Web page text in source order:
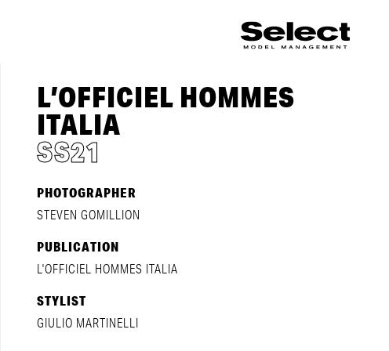
L’OFFICIEL HOMMES
ITALIA
SS21
PHOTOGRAPHER
STEVEN GOMILLION
PUBLICATION
L'OFFICIEL HOMMES ITALIA
STYLIST
GIULIO MARTINELLI